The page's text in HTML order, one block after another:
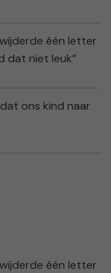
één letter
dat niet leuk”
dat ons kind naar
één letter